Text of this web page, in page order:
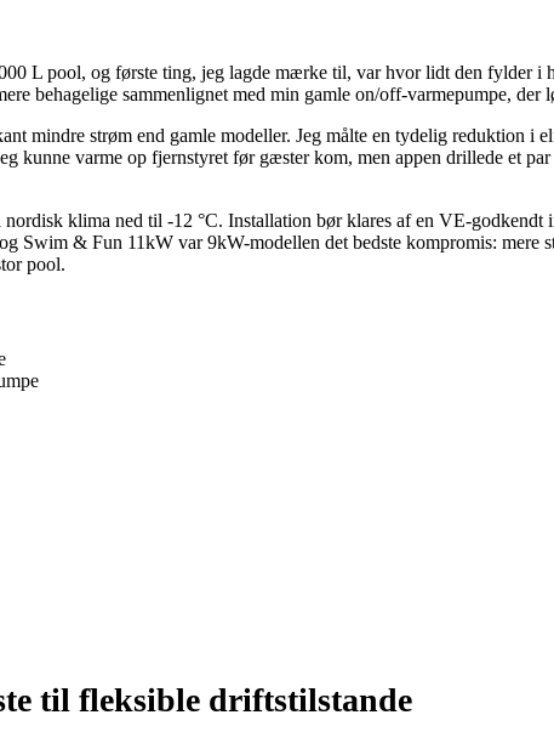
L pool, og første ting, jeg lagde mærke til, var hvor lidt den fylder
behagelige sammenlignet med min gamle on/off-varmepumpe, der
mindre strøm end gamle modeller. Jeg målte en tydelig reduktion i
kunne varme op fjernstyret før gæster kom, men appen drillede et
klima ned til -12 °C. Installation bør klares af en VE-
Swim & Fun 11kW var 9kW-modellen det bedste kompromis:
pool.
til fleksible driftstilstande